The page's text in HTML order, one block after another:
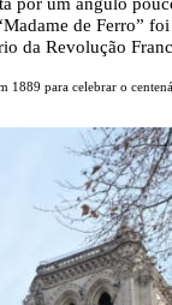
1889 para celebrar o